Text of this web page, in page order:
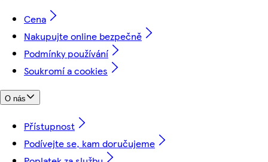
Cena
Nakupujte online bezpečně
Podmínky používání
Soukromí a cookies
O nás
Přístupnost
Podívejte se, kam doručujeme